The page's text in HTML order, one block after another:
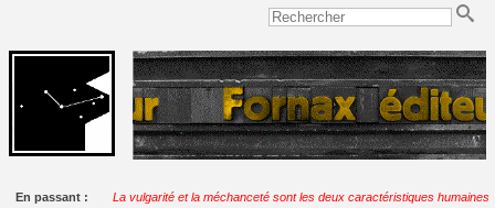
En passant :
La vulgarité et la méchanceté sont les deux caractéristiques humaines